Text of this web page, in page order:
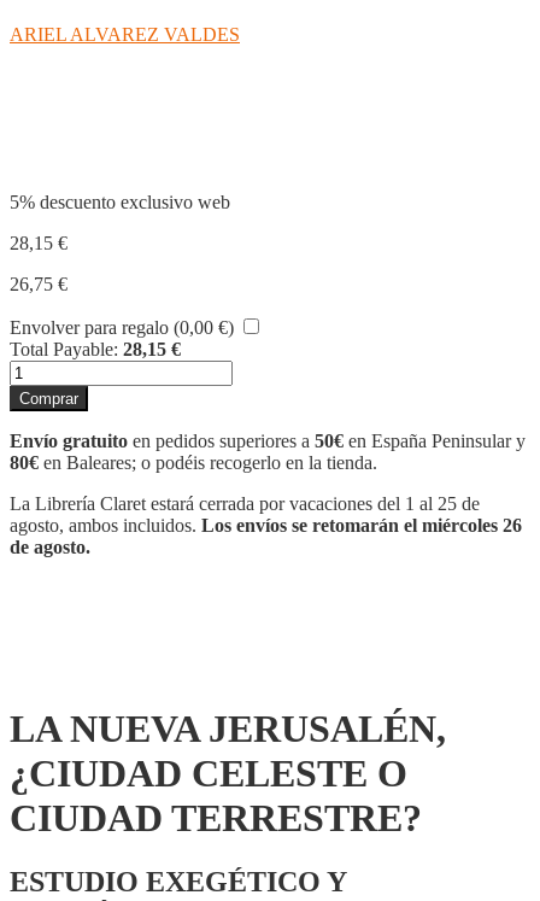
ARIEL ALVAREZ VALDES
5% descuento exclusivo web
28,15 €
26,75 €
Envolver para regalo (0,00 €)
Total Payable: 28,15 €
LA
NUEVA
JERUSALÉN,
¿CIUDAD
CELESTE
CIUDAD
TERRESTRE?
cantidad
Comprar
Envío gratuito en pedidos superiores a 50€ en España Peninsular y
80€ en Baleares; o podéis recogerlo en la tienda.
La Librería Claret estará cerrada por vacaciones del 1 al 25 de
agosto, ambos incluidos. Los envíos se retomarán el miércoles 26
de agosto.
LA NUEVA JERUSALÉN,
¿CIUDAD CELESTE O
CIUDAD TERRESTRE?
ESTUDIO EXEGÉTICO Y